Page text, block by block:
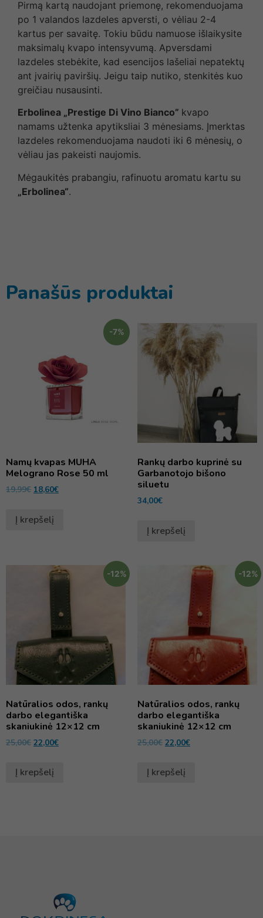
Pirmą kartą naudojant priemonę, rekomenduojama
po 1 valandos lazdeles apversti, o vėliau 2-4
kartus per savaitę. Tokiu būdu namuose išlaikysite
maksimalų kvapo intensyvumą. Apversdami
lazdeles stebėkite, kad esencijos lašeliai nepatektų
ant įvairių paviršių. Jeigu taip nutiko, stenkitės kuo
greičiau nusausinti.
Erbolinea „Prestige Di Vino Bianco” kvapo
namams užtenka apytiksliai 3 mėnesiams. Įmerktas
lazdeles rekomenduojama naudoti iki 6 mėnesių, o
vėliau jas pakeisti naujomis.
Mėgaukitės prabangiu, rafinuotu aromatu kartu su
„Erbolinea“.
Panašūs produktai
-7%
Namų kvapas MUHA
Melograno Rose 50 ml
19,99€ 18,60€
Į krepšelį
Rankų darbo kuprinė su
Garbanotojo bišono
siluetu
34,00€
Į krepšelį
-12%
Natūralios odos, rankų
darbo elegantiška
skaniukinė 12×12 cm
25,00€ 22,00€
Į krepšelį
-12%
Natūralios odos, rankų
darbo elegantiška
skaniukinė 12×12 cm
25,00€ 22,00€
Į krepšelį